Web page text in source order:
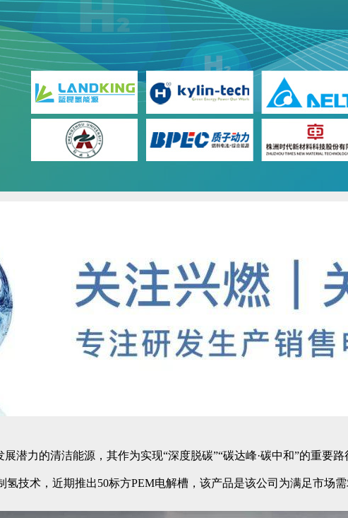
潜力的清洁能源，其作为实现“深度脱碳”“碳达峰·碳中和”的重要
技术，近期推出50标方PEM电解槽，该产品是该公司为满足市场